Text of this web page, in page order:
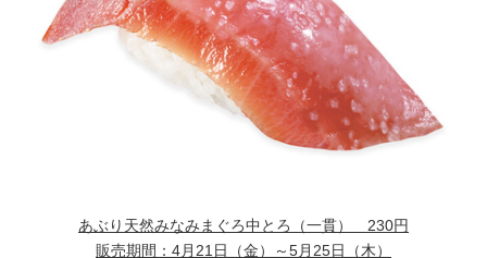
あぶり天然みなみまぐろ中とろ（一貫） 230円
販売期間： 4月21日（金）～5月25日（木）